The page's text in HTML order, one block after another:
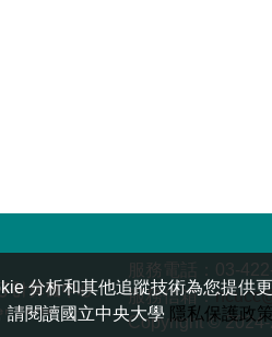
服務電話：03-
服務信箱：
Copyright ©
分析和其他追蹤技術為您提供
請閱讀國立中央大學 隱私保護政